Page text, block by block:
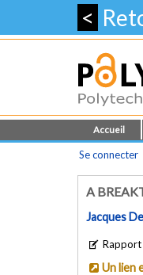
<
Accueil
Se connecter
A
Jacques
Rapport
Un lien